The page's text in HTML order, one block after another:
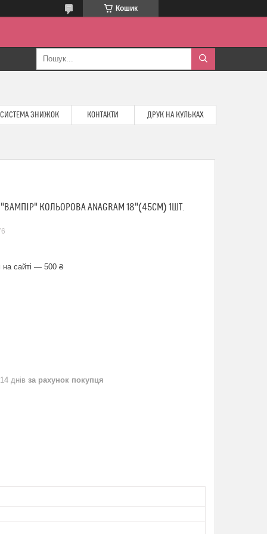
Кошик
СИСТЕМА ЗНИЖОК КОНТАКТИ ДРУК НА КУЛЬКАХ
КОЛЬОРОВА ANAGRAM 18"(45СМ) 1ШТ.
на сайті — 500 ₴
днів за рахунок покупця